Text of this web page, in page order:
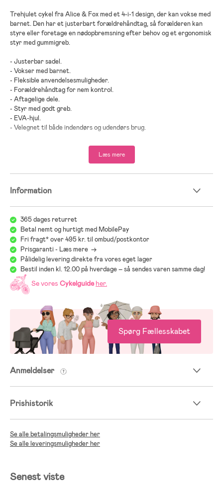
Trehjulet cykel fra Alice & Fox med et 4-i-1 design, der kan vokse med
barnet. Den har et justerbart forældrehåndtag, så forælderen kan
styre eller foretage en nødopbremsning efter behov og et ergonomisk
styr med gummigreb.
- Justerbar sadel.
- Vokser med barnet.
- Fleksible anvendelsesmuligheder.
- Forældrehåndtag for nem kontrol.
- Aftagelige dele.
- Styr med godt greb.
- EVA-hjul.
- Velegnet til både indendørs og udendørs brug.
- Stål, plastik, nylon.
Læs mere
Information
365 dages returret
Betal nemt og hurtigt med MobilePay
Fri fragt* over 495 kr. til ombud/postkontor
Prisgaranti - Læs mere ->
Pålidelig levering direkte fra vores eget lager
Bestil inden kl. 12.00 på hverdage – så sendes varen samme dag!
Se vores Cykelguide her.
Spørg Fællesskabet
Anmeldelser
Prishistorik
Se alle betalingsmuligheder her
Se alle leveringsmuligheder her
Senest viste